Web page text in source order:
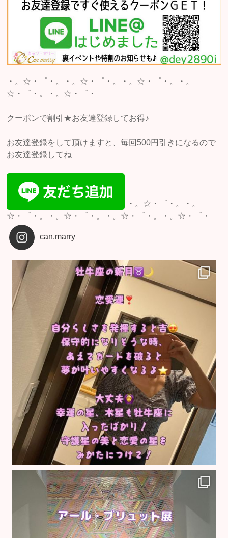
・。☆・゜・。・。☆・゜・。・。☆・゜・。・。
☆・゜・。・。☆・゜・
クーポンで割引★お友達登録してお得♪
お友達登録をして頂けますと、毎回500円引きになるので
お友達登録してね
・。☆・゜・。・。
☆・゜・。・。☆・゜・。・。☆・゜・。・。☆・゜・
can.marry